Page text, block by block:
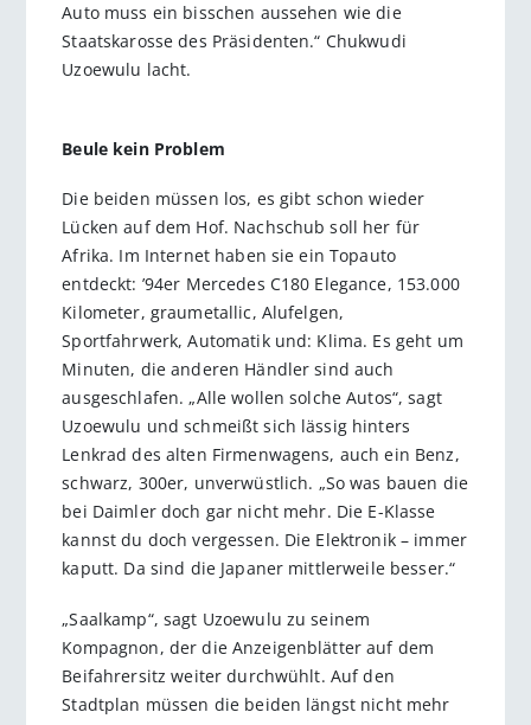
Auto muss ein bisschen aussehen wie die
Staatskarosse des Präsidenten.“ Chukwudi
Uzoewulu lacht.
Beule kein Problem
Die beiden müssen los, es gibt schon wieder
Lücken auf dem Hof. Nachschub soll her für
Afrika. Im Internet haben sie ein Topauto
entdeckt: ’94er Mercedes C180 Elegance, 153.000
Kilometer, graumetallic, Alufelgen,
Sportfahrwerk, Automatik und: Klima. Es geht um
Minuten, die anderen Händler sind auch
ausgeschlafen. „Alle wollen solche Autos“, sagt
Uzoewulu und schmeißt sich lässig hinters
Lenkrad des alten Firmenwagens, auch ein Benz,
schwarz, 300er, unverwüstlich. „So was bauen die
bei Daimler doch gar nicht mehr. Die E-Klasse
kannst du doch vergessen. Die Elektronik – immer
kaputt. Da sind die Japaner mittlerweile besser.“
„Saalkamp“, sagt Uzoewulu zu seinem
Kompagnon, der die Anzeigenblätter auf dem
Beifahrersitz weiter durchwühlt. Auf den
Stadtplan müssen die beiden längst nicht mehr